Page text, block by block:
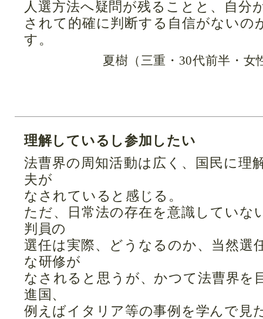
人選方法へ疑問が残ることと、自分
されて的確に判断する自信がないの
す。
夏樹（三重・30代前半・女
理解しているし参加したい
法曹界の周知活動は広く、国民に理
夫が
なされていると感じる。
ただ、日常法の存在を意識していな
判員の
選任は実際、どうなるのか、当然選
な研修が
なされると思うが、かつて法曹界を
進国、
例えばイタリア等の事例を学んで見